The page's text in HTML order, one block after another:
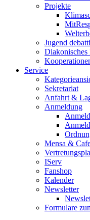
Projekte
Jugend
Diakonisches
Service
Sekretariat
Anfahrt &
Anmeldung
Mensa &
IServ
Fanshop
Kalender
Newsletter
Formulare